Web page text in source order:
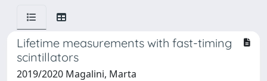
Lifetime measurements with fast-timing
scintillators
2019/2020 Magalini, Marta